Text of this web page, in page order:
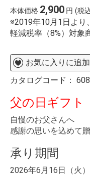
本体価格 2,900 円 (税
※2019年10月1日より
軽減税率（8%）対象
お気に入りに追加
カタログコード：
父の日ギフト
自慢のお父さんへ
感謝の思いを込めて贈
承り期間
2026年6月16日（火